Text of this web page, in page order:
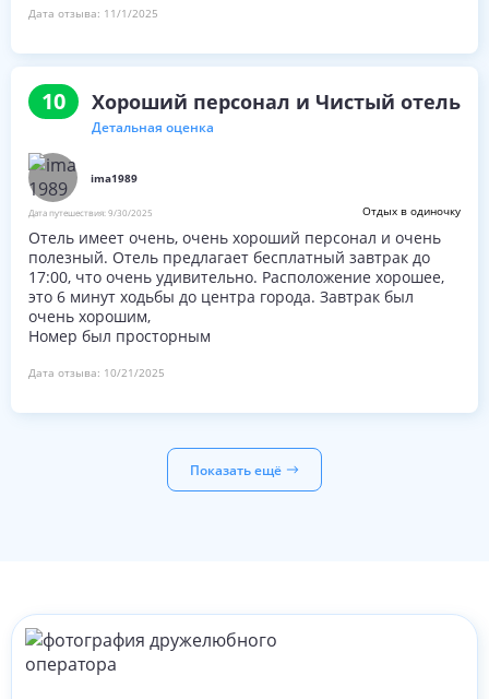
Дата отзыва: 11/1/2025
10 Хороший персонал и Чистый отель
Детальная оценка
ima1989
Дата путешествия:9/30/2025 Отдых в одиночку
Отель имеет очень, очень хороший персонал и очень
полезный. Отель предлагает бесплатный завтрак до
17:00, что очень удивительно. Расположение хорошее,
это 6 минут ходьбы до центра города. Завтрак был
очень хорошим,
Номер был просторным
Дата отзыва: 10/21/2025
Показать ещё